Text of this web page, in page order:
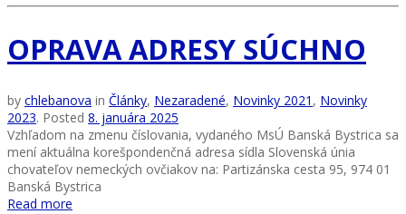
OPRAVA ADRESY SÚCHNO
by chlebanova in Články, Nezaradené, Novinky 2021 , Novinky
2023. Posted 8. januára 2025
Vzhľadom na zmenu číslovania, vydaného MsÚ Banská Bystrica sa
mení aktuálna korešpondenčná adresa sídla Slovenská únia
chovateľov nemeckých ovčiakov na: Partizánska cesta 95, 974 01
Banská Bystrica
Read more